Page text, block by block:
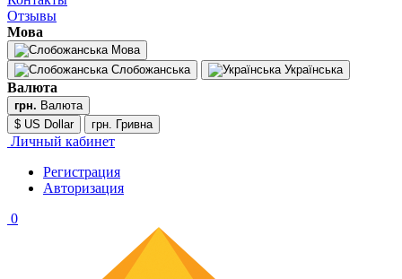
Отзывы
Мова
Мова
Слобожанська
Українська
Валюта
грн. Валюта
$ US Dollar
грн. Гривна
Личный кабинет
Регистрация
Авторизация
0